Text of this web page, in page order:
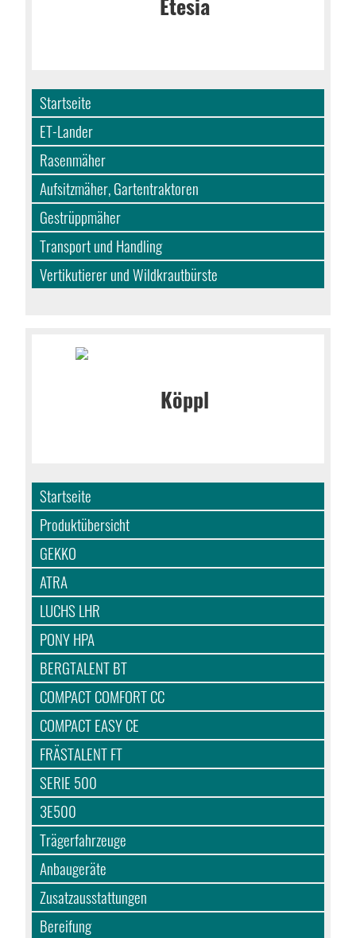
Startseite
ET-Lander
Rasenmäher
Aufsitzmäher, Gartentraktoren
Gestrüppmäher
Transport und Handling
Vertikutierer und Wildkrautbürste
Startseite
Produktübersicht
GEKKO
ATRA
LUCHS LHR
PONY HPA
BERGTALENT BT
COMPACT COMFORT CC
COMPACT EASY CE
FRÄSTALENT FT
SERIE 500
3E500
Trägerfahrzeuge
Anbaugeräte
Zusatzausstattungen
Bereifung